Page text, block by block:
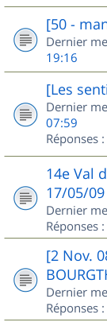
[50 -
Dernier
19:16
[Les
Dernier
07:59
Réponses :
14e Val
17/05/09
Dernier
Réponses :
[2 Nov.
Dernier
Réponses :